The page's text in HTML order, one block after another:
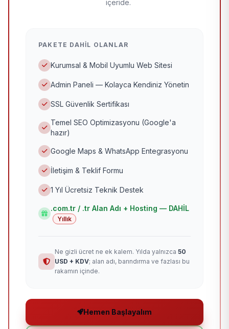
içeride.
PAKETE DAHIL OLANLAR
Kurumsal & Mobil Uyumlu Web Sitesi
Admin Paneli — Kolayca Kendiniz Yönetin
SSL Güvenlik Sertifikası
Temel SEO Optimizasyonu (Google'a
hazır)
Google Maps & WhatsApp Entegrasyonu
İletişim & Teklif Formu
1 Yıl Ücretsiz Teknik Destek
.com.tr / .tr Alan Adı + Hosting — DAHİL
Yıllık
Ne gizli ücret ne ek kalem. Yılda yalnızca 50
USD + KDV; alan adı, barındırma ve fazlası bu
rakamın içinde.
Hemen Başlayalım